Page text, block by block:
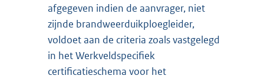
afgegeven indien de aanvrager, niet
zijnde brandweerduikploegleider,
voldoet aan de criteria zoals vastgelegd
in het Werkveldspecifiek
certificatieschema voor het